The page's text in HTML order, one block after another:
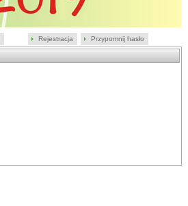
Rejestracja Przypomnij hasło